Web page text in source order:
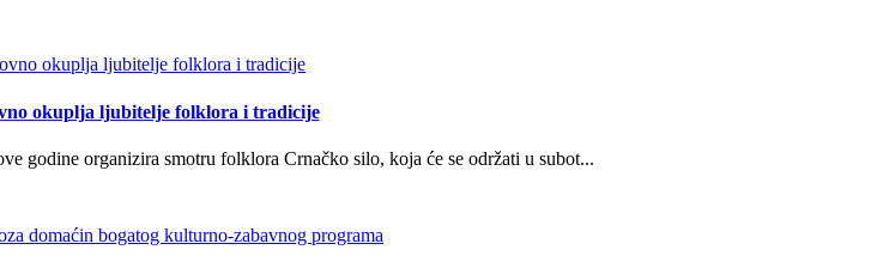
okuplja ljubitelje folklora i tradicije
godine organizira smotru folklora Crnačko silo, koja će se održati u subot...